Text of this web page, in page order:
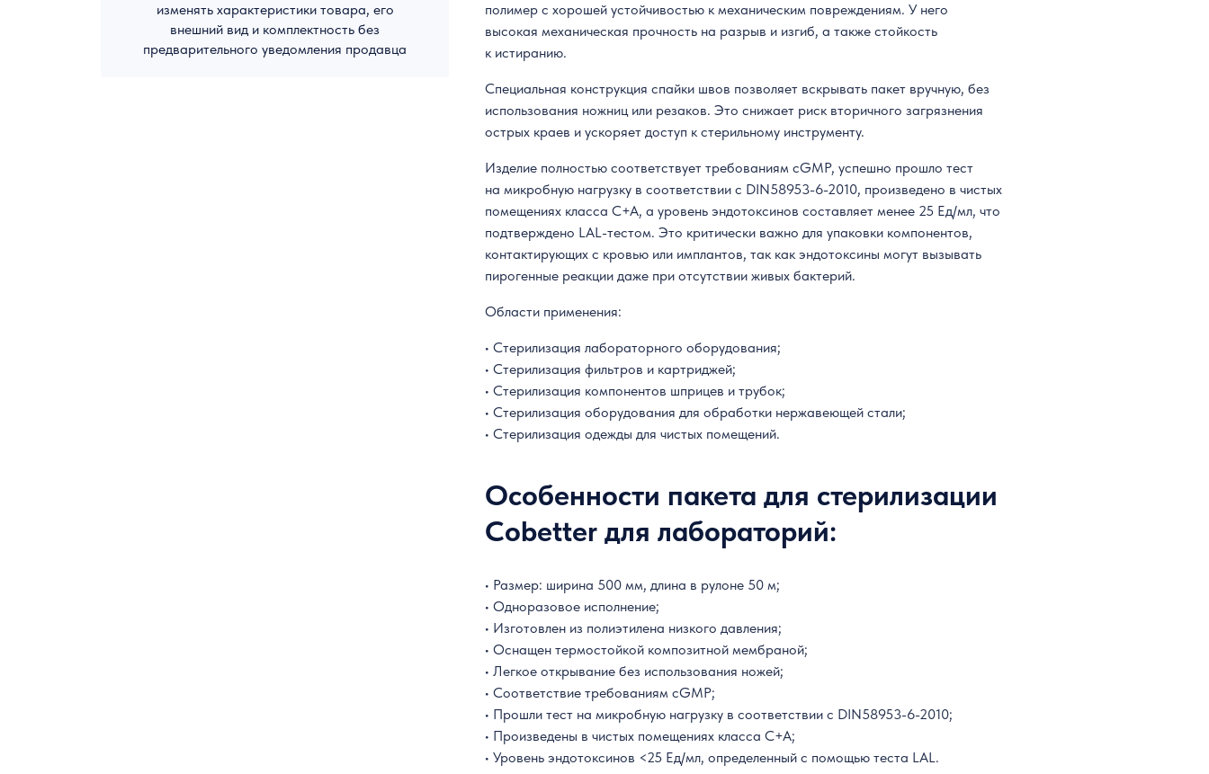
изменять характеристики товара, его
внешний вид и комплектность без
предварительного уведомления продавца
полимер с хорошей устойчивостью к механическим повреждениям. У него
высокая механическая прочность на разрыв и изгиб, а также стойкость
к истиранию.
Специальная конструкция спайки швов позволяет вскрывать пакет вручную, без
использования ножниц или резаков. Это снижает риск вторичного загрязнения
острых краев и ускоряет доступ к стерильному инструменту.
Изделие полностью соответствует требованиям cGMP, успешно прошло тест
на микробную нагрузку в соответствии с DIN58953-6-2010, произведено в чистых
помещениях класса C+A, а уровень эндотоксинов составляет менее 25 Ед/мл, что
подтверждено LAL-тестом. Это критически важно для упаковки компонентов,
контактирующих с кровью или имплантов, так как эндотоксины могут вызывать
пирогенные реакции даже при отсутствии живых бактерий.
Области применения:
• Стерилизация лабораторного оборудования;
• Стерилизация фильтров и картриджей;
• Стерилизация компонентов шприцев и трубок;
• Стерилизация оборудования для обработки нержавеющей стали;
• Стерилизация одежды для чистых помещений.
Особенности пакета для стерилизации
Cobetter для лабораторий:
• Размер: ширина 500 мм, длина в рулоне 50 м;
• Одноразовое исполнение;
• Изготовлен из полиэтилена низкого давления;
• Оснащен термостойкой композитной мембраной;
• Легкое открывание без использования ножей;
• Соответствие требованиям cGMP;
• Прошли тест на микробную нагрузку в соответствии с DIN58953-6-2010;
• Произведены в чистых помещениях класса C+A;
• Уровень эндотоксинов <25 Ед/мл, определенный с помощью теста LAL.